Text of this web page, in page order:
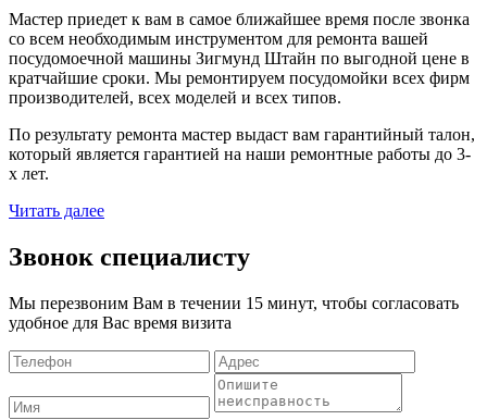
Мастер приедет к вам в самое ближайшее время после звонка
со всем необходимым инструментом для ремонта вашей
посудомоечной машины Зигмунд Штайн по выгодной цене в
кратчайшие сроки. Мы ремонтируем посудомойки всех фирм
производителей, всех моделей и всех типов.
По результату ремонта мастер выдаст вам гарантийный талон,
который является гарантией на наши ремонтные работы до 3-
х лет.
Читать далее
Звонок специалисту
Мы перезвоним Вам в течении 15 минут, чтобы согласовать
удобное для Вас время визита